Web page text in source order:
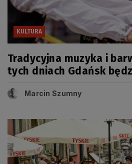
KULTURA
Tradycyjna muzyka i
tych dniach Gdańsk
Marcin Szumny